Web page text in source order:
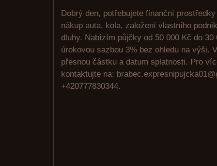
Dobrý den, potřebujete finanční
nákup auta, kola, založení vlastního
dluhy. Nabízím půjčky od 50 000 Kč do 30
úrokovou sazbou 3% bez ohledu na výši.
přesnou částku a datum splatnosti. Pro
kontaktujte na:
+420777830344.